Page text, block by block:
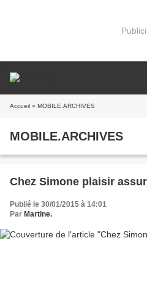
Accueil » MOBILE.ARCHIVES
MOBILE.ARCHIVES
Chez Simone plaisir
Publié le 30/01/2015 à 14:01
Par Martine.